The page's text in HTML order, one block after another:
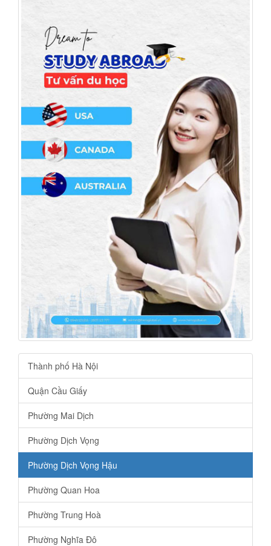
Thành phố Hà Nội
Quận Cầu Giấy
Phường Mai Dịch
Phường Dịch Vọng
Phường Dịch Vọng Hậu
Phường Quan Hoa
Phường Trung Hoà
Phường Nghĩa Đô